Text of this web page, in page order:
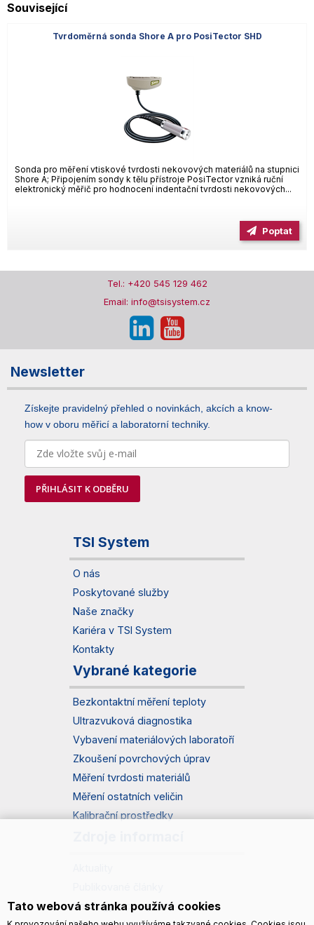
Související
Tvrdoměrná sonda Shore A pro PosiTector SHD
Sonda pro měření vtiskové tvrdosti nekovových materiálů na stupnici
Shore A; Připojením sondy k tělu přístroje PosiTector vzniká ruční
elektronický měřič pro hodnocení indentační tvrdosti nekovových...
Poptat
Tel.: +420 545 129 462
Email: info@tsisystem.cz
Newsletter
Získejte pravidelný přehled o novinkách, akcích a know-
how v oboru měřicí a laboratorní techniky.
PŘIHLÁSIT K ODBĚRU
TSI System
O nás
Poskytované služby
Naše značky
Kariéra v TSI System
Kontakty
Vybrané kategorie
Bezkontaktní měření teploty
Ultrazvuková diagnostika
Vybavení materiálových laboratoří
Zkoušení povrchových úprav
Měření tvrdosti materiálů
Měření ostatních veličin
Kalibrační prostředky
Katalogy a prospekty
Tato webová stránka používá cookies